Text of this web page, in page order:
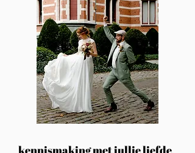
kennismaking met jullie liefde.